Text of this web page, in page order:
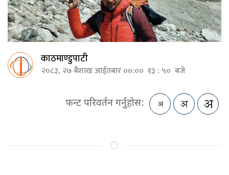
काठमाण्डुपाटी
२०८३, २७ बैशाख आईतबार ००:०० १३ : ५० बजे
फन्ट परिवर्तन गर्नुहोस: